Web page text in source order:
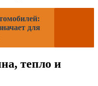
для
тепло и